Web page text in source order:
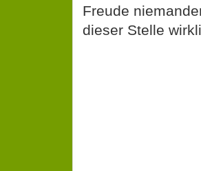
Freude
dieser Stelle